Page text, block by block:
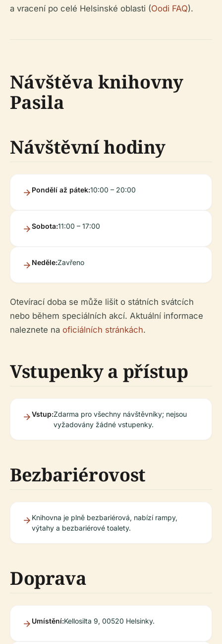
a vracení po celé Helsinské oblasti (Oodi FAQ).
Návštěva knihovny
Pasila
Návštěvní hodiny
Pondělí až pátek:10:00 – 20:00
Sobota:11:00 – 17:00
Neděle:Zavřeno
Otevírací doba se může lišit o státních svátcích
nebo během speciálních akcí. Aktuální informace
naleznete na oficiálních stránkách.
Vstupenky a přístup
Vstup:Zdarma pro všechny návštěvníky; nejsou
vyžadovány žádné vstupenky.
Bezbariérovost
Knihovna je plně bezbariérová, nabízí rampy,
výtahy a bezbariérové toalety.
Doprava
Umístění:Kellosilta 9, 00520 Helsinky.